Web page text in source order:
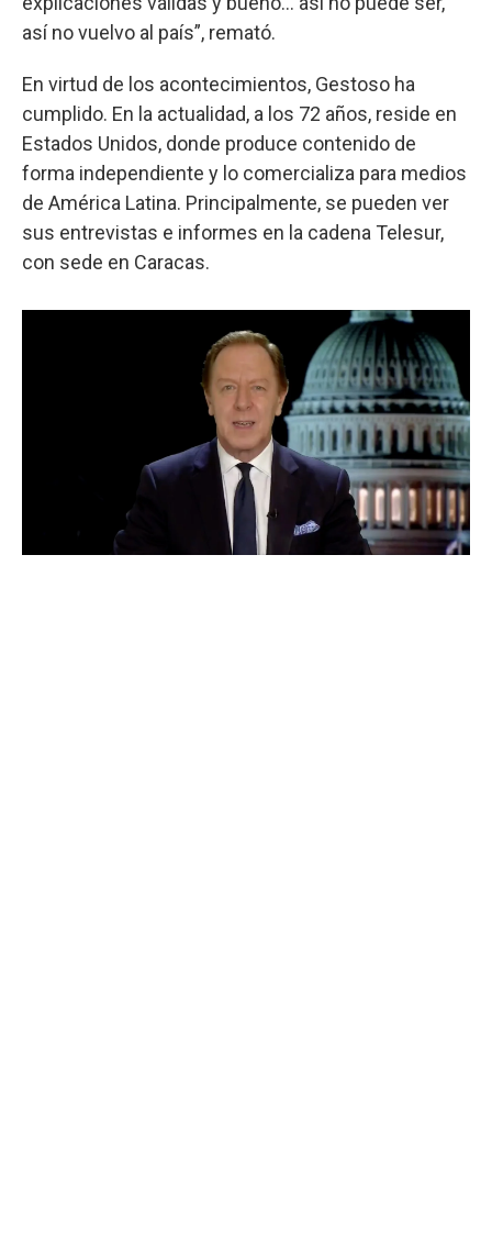
así no vuelvo al país”, remató.
En virtud de los acontecimientos, Gestoso ha
cumplido. En la actualidad, a los 72 años, reside en
Estados Unidos, donde produce contenido de
forma independiente y lo comercializa para medios
de América Latina. Principalmente, se pueden ver
sus entrevistas e informes en la cadena Telesur,
con sede en Caracas.